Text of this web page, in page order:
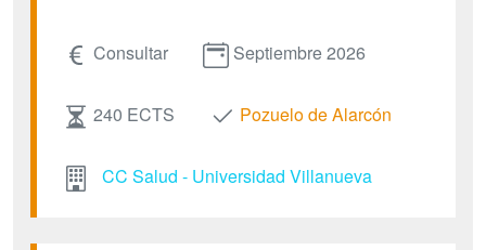
Consultar Septiembre 2026
240 ECTS Pozuelo de Alarcón
CC Salud - Universidad Villanueva